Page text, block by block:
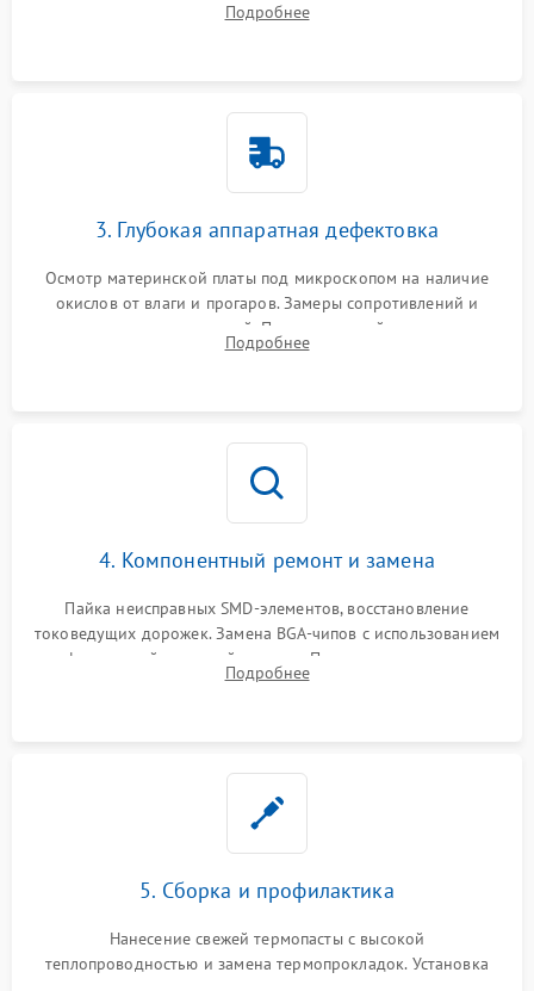
высохшей термопасты с кристаллов чипов.
Подробнее
3. Глубокая аппаратная дефектовка
Осмотр материнской платы под микроскопом на наличие
окислов от влаги и прогаров. Замеры сопротивлений и
дежурных напряжений. Проверка цепей питания,
мультиконтроллера, процессора и видеочипа.
Подробнее
4. Компонентный ремонт и замена
Пайка неисправных SMD-элементов, восстановление
токоведущих дорожек. Замена BGA-чипов с использованием
инфракрасной паяльной станции. Прошивка микросхемы
BIOS или замена поврежденных портов USB
Подробнее
5. Сборка и профилактика
Нанесение свежей термопасты с высокой
теплопроводностью и замена термопрокладок. Установка